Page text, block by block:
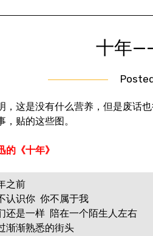
十年
，这是没有什么营养，但是废话
，贴的这些图。
的《十年》
之前
认识你 你不属于我
还是一样 陪在一个陌生人左右
渐渐熟悉的街头